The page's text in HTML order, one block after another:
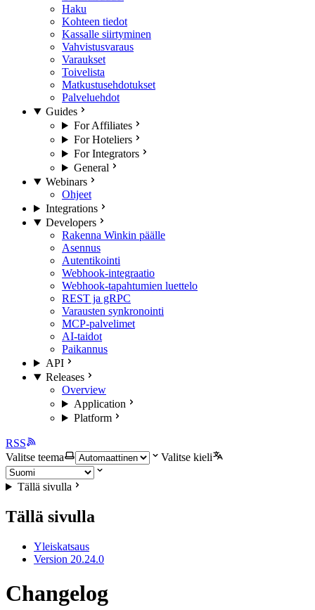
Haku
Kohteen tiedot
Kassalle siirtyminen
Vahvistusvaraus
Varaukset
Toivelista
Matkustusehdotukset
Palveluehdot
Guides
For Affiliates
For Hoteliers
For Integrators
General
Webinars
Ohjeet
Integrations
Developers
Rakenna Winkin päälle
Asennus
Autentikointi
Webhook-integraatio
Webhook-tapahtumien luettelo
REST ja gRPC
Varausten synkronointi
MCP-palvelimet
AI-taidot
Paikannus
API
Releases
Overview
Application
Platform
RSS
Valitse teema
Valitse kieli
Tällä sivulla
Tällä sivulla
Yleiskatsaus
Version 20.24.0
Changelog